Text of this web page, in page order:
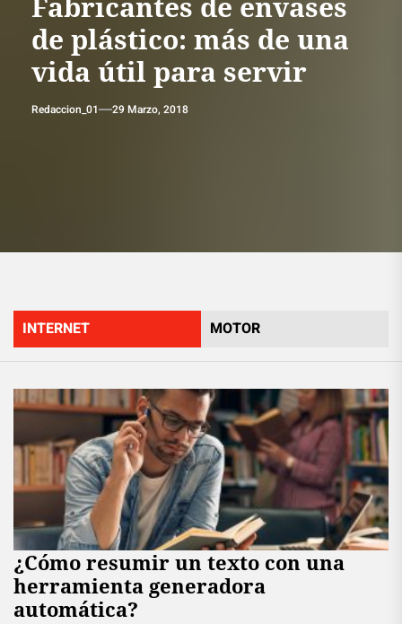
de plástico: más de una
vida útil para servir
Redaccion_01 29 Marzo, 2018
INTERNET MOTOR
¿Cómo resumir un texto con una
herramienta generadora
automática?